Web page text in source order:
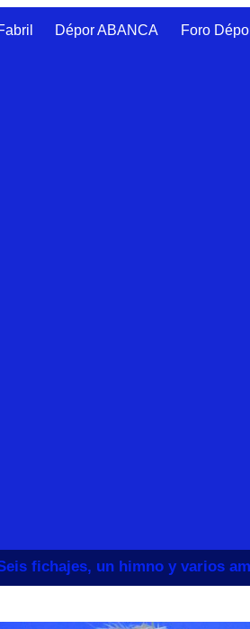
Dépor ABANCA Foro
fichajes, un himno y varios